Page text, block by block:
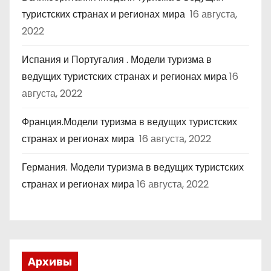
туристских странах и регионах мира 16 августа,
2022
Испания и Португалия . Модели туризма в
ведущих туристских странах и регионах мира16
августа, 2022
Франция.Модели туризма в ведущих туристских
странах и регионах мира 16 августа, 2022
Германия. Модели туризма в ведущих туристских
странах и регионах мира16 августа, 2022
Архивы